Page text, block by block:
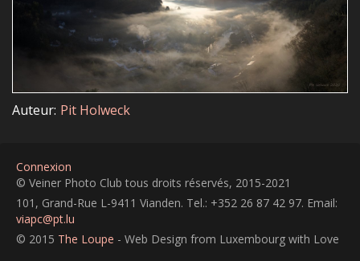
Auteur Pit Holweck
Connexion
© Veiner Photo Club tous droits réservés, 2015-2021
101, Grand-Rue L-9411 Vianden. Tel.: +352 26 87 42 97. Email:
viapc@pt.lu
© 2015 The Loupe - Web Design from Luxembourg with Love